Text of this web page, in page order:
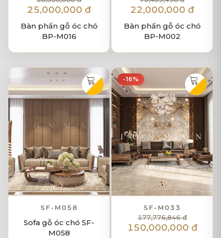
25,000,000 đ
Bàn phấn gỗ óc chó
BP-M016
22,000,000 đ
Bàn phấn gỗ óc chó
BP-M002
SF-M058
Sofa gỗ óc chó SF-
M058
-16%
SF-M033
177,776,846 đ
150,000,000 đ